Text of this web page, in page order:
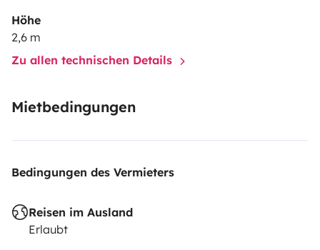
Höhe
2,6 m
Zu allen technischen Details
Mietbedingungen
Bedingungen des Vermieters
Reisen im Ausland
Erlaubt